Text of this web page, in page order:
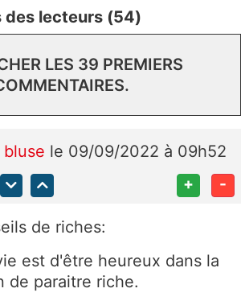
des lecteurs (54)
LES 39 PREMIERS
bluse le 09/09/2022 à 09h52
+ -
de riches:
est d'être heureux dans la
de paraitre riche.